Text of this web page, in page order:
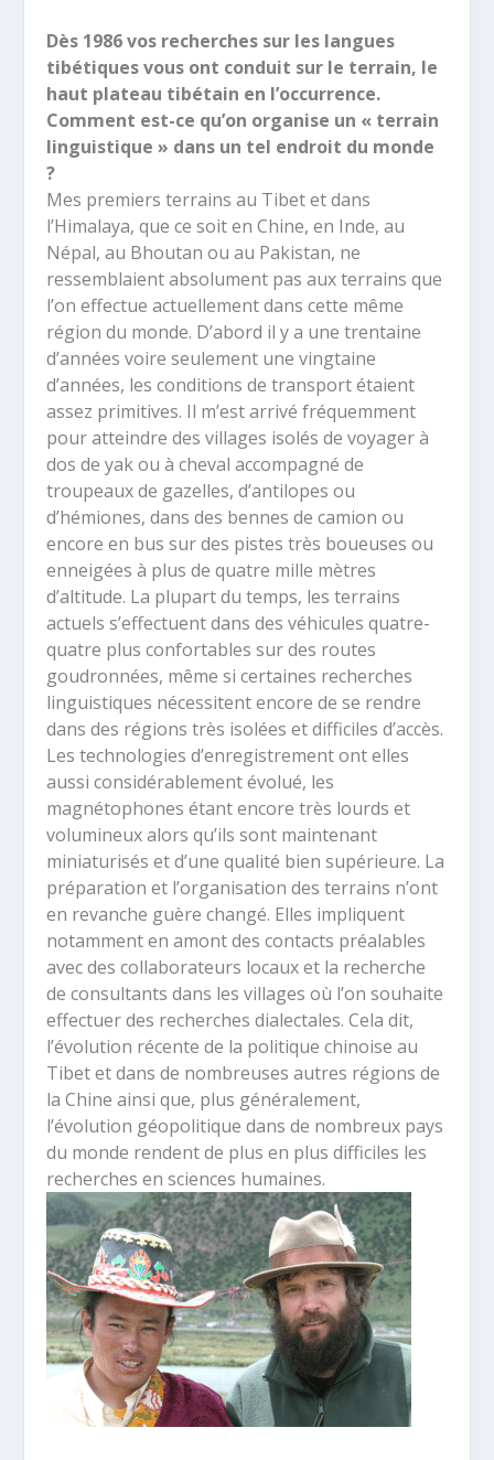
Dès 1986 vos recherches sur les langues
tibétiques vous ont conduit sur le terrain, le
haut plateau tibétain en l’occurrence.
Comment est-ce qu’on organise un « terrain
linguistique » dans un tel endroit du monde
?
Mes premiers terrains au Tibet et dans
l’Himalaya, que ce soit en Chine, en Inde, au
Népal, au Bhoutan ou au Pakistan, ne
ressemblaient absolument pas aux terrains que
l’on effectue actuellement dans cette même
région du monde. D’abord il y a une trentaine
d’années voire seulement une vingtaine
d’années, les conditions de transport étaient
assez primitives. Il m’est arrivé fréquemment
pour atteindre des villages isolés de voyager à
dos de yak ou à cheval accompagné de
troupeaux de gazelles, d’antilopes ou
d’hémiones, dans des bennes de camion ou
encore en bus sur des pistes très boueuses ou
enneigées à plus de quatre mille mètres
d’altitude. La plupart du temps, les terrains
actuels s’effectuent dans des véhicules quatre-
quatre plus confortables sur des routes
goudronnées, même si certaines recherches
linguistiques nécessitent encore de se rendre
dans des régions très isolées et difficiles d’accès.
Les technologies d’enregistrement ont elles
aussi considérablement évolué, les
magnétophones étant encore très lourds et
volumineux alors qu’ils sont maintenant
miniaturisés et d’une qualité bien supérieure. La
préparation et l’organisation des terrains n’ont
en revanche guère changé. Elles impliquent
notamment en amont des contacts préalables
avec des collaborateurs locaux et la recherche
de consultants dans les villages où l’on souhaite
effectuer des recherches dialectales. Cela dit,
l’évolution récente de la politique chinoise au
Tibet et dans de nombreuses autres régions de
la Chine ainsi que, plus généralement,
l’évolution géopolitique dans de nombreux pays
du monde rendent de plus en plus difficiles les
recherches en sciences humaines.